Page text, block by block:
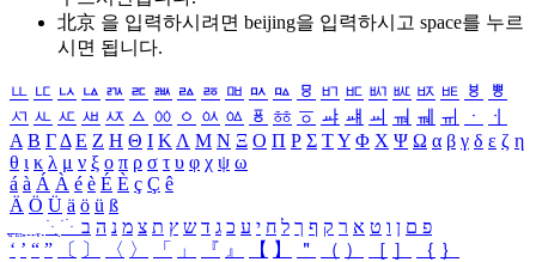
北京 을 입력하시려면 beijing을 입력하시고 space를 누르
시면 됩니다.
ㅥ ㅦ ㅧ ㅨ ㅩ ㅪ ㅫ ㅬ ㅭ ㅮ ㅯ ㅰ ㅱ ㅲ ㅳ ㅴ ㅵ ㅶ ㅷ ㅸ
ㅹ
ㅺ ㅻ ㅼ ㅽ ㅾ ㅿ ㆀ ㆁ ㆂ ㆃ ㆄ ㆅ ㆆ ㆇ ㆈ ㆉ ㆊ ㆋ ㆌ ㆍ
ㆎ
Α Β ΓΔ Ε Ζ Η Θ Ι ΚΛ Μ Ν Ξ Ο Π Ρ Σ ΤΥ Φ Χ Ψ Ω α β γ δ ε ζ η
θ ι κ λ μ ν ξ ο π ρ σ τ υ φ χ ψ ω
á à Á À é è É È ç Ç ê
Ä Ö Ü ä ö ü ß
ִֶֹ ֻּ ׁׂ פ ם ן ו ט א ר ק ף ך ל ח י ע כ ג ד ש ץ ת צ מ נ ה ב
‘ ’ “ ” 〔 〕 〈 〉 「 」 『 』 【 】 ＂ （ ） ［ ］ ｛ ｝